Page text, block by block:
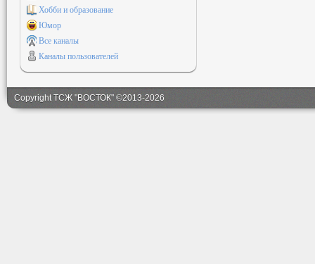
Хобби и образование
Юмор
Все каналы
Каналы пользователей
Copyright ТСЖ "ВОСТОК" ©2013-2026